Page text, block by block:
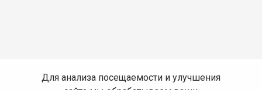
Для анализа посещаемости и улучшения